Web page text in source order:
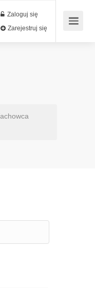
Zaloguj się
Zarejestruj się